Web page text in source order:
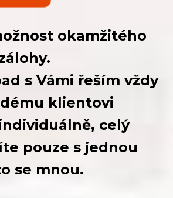
okamžitého
s Vámi řeším vždy
klientovi
celý
pouze s jednou
se mnou.